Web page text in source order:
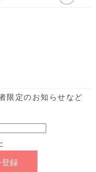
限定のお知らせなど